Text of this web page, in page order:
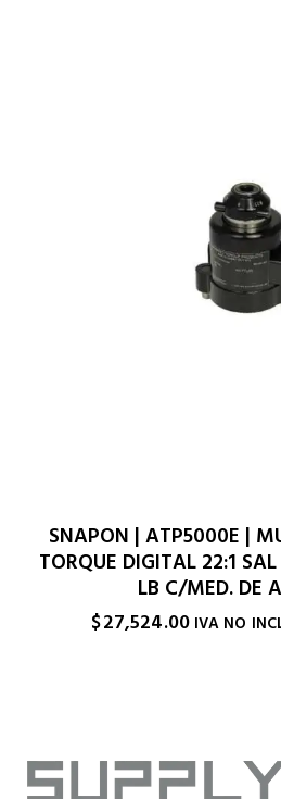
SNAPON | ATP5000E |
TORQUE DIGITAL 22:1
LB C/MED. DE
$27,524.00 IVA NO